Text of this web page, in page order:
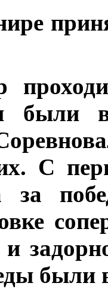
были
С
за
и